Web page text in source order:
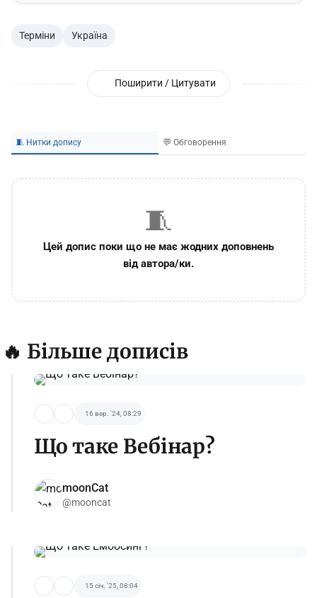
Терміни Україна
Поширити / Цитувати
🧵 Нитки допису 💬 Обговорення
🧵
Цей допис поки що не має жодних доповнень
від автора/ки.
🔥 Більше дописів
16 вер. '24, 08:29
Що таке Вебінар?
moonCat
@mooncat
15 січ. '25, 08:04